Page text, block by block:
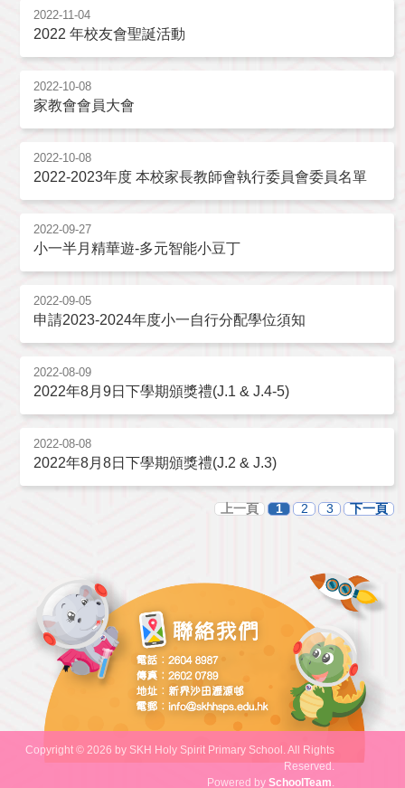
2022-11-04
2022 年校友會聖誕活動
2022-10-08
家教會會員大會
2022-10-08
2022-2023年度 本校家長教師會執行委員會委員名單
2022-09-27
小一半月精華遊-多元智能小豆丁
2022-09-05
申請2023-2024年度小一自行分配學位須知
2022-08-09
2022年8月9日下學期頒獎禮(J.1 & J.4-5)
2022-08-08
2022年8月8日下學期頒獎禮(J.2 & J.3)
上一頁 1 2 3 下一頁
Copyright © 2026 by SKH Holy Spirit Primary School. All Rights
Reserved.
Powered bySchoolTeam.